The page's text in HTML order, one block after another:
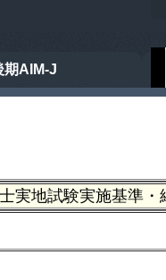
実地試験実施基準